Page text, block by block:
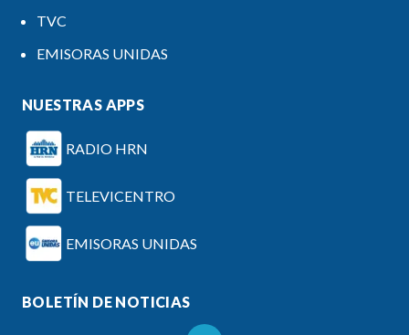
TVC
EMISORAS UNIDAS
NUESTRAS APPS
RADIO HRN
TELEVICENTRO
EMISORAS UNIDAS
BOLETÍN DE NOTICIAS